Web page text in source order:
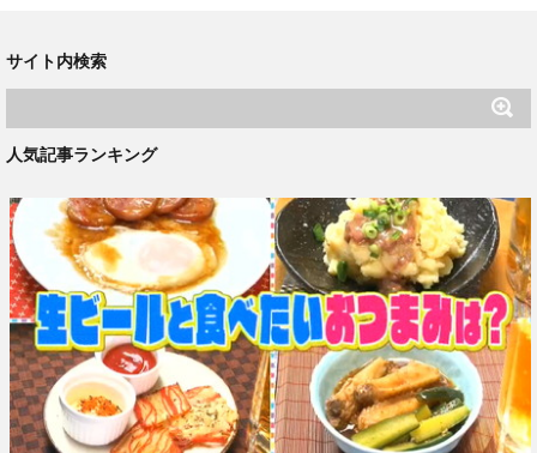
サイト内検索
人気記事ランキング